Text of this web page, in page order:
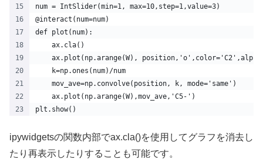
num = IntSlider(min=1, max=10,step=1,value=3)
@interact(num=num)
def plot(num):
    ax.cla()
ax.plot(np.arange(W),
    k=np.ones(num)/num
    mov_ave=np.convolve(position, k, mode='same')
    ax.plot(np.arange(W),mov_ave,'C5-')
plt.show()
ipywidgetsの関数内部でax.cla()を使用してグラフを消去し
たり再表示したりすることも可能です。